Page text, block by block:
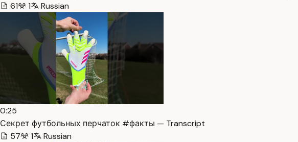
61
1 Russian
0:25
Секрет футбольных перчаток #факты — Transcript
57
1 Russian